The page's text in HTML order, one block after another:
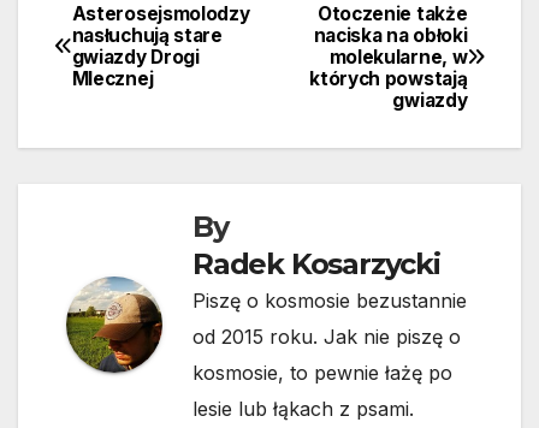
Nawigacja
wpisu
Otoczenie także
naciska na obłoki
molekularne, w
których powstają
gwiazdy
Asterosejsmolodzy
nasłuchują stare
gwiazdy Drogi
Mlecznej
By
Radek Kosarzycki
Piszę o kosmosie bezustannie
od 2015 roku. Jak nie piszę o
kosmosie, to pewnie łażę po
lesie lub łąkach z psami.